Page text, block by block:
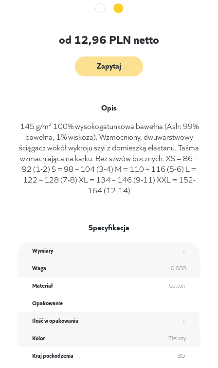
od 12,96 PLN netto
Zapytaj
Opis
145 g/m² 100% wysokogatunkowa bawełna (Ash: 99%
bawełna, 1% wiskoza). Wzmocniony, dwuwarstwowy
ściągacz wokół wykroju szyi z domieszką elastanu. Taśma
wzmacniająca na karku. Bez szwów bocznych. XS = 86 –
92 (1-2) S = 98 – 104 (3-4) M = 110 – 116 (5-6) L =
122 – 128 (7-8) XL = 134 – 146 (9-11) XXL = 152-
164 (12-14)
Specyfikacja
Wymiary -
Waga 0,060
Materiał Cotton
Opakowanie -
Ilość w opakowaniu -
Kolor Zielony
Kraj pochodzenia BD